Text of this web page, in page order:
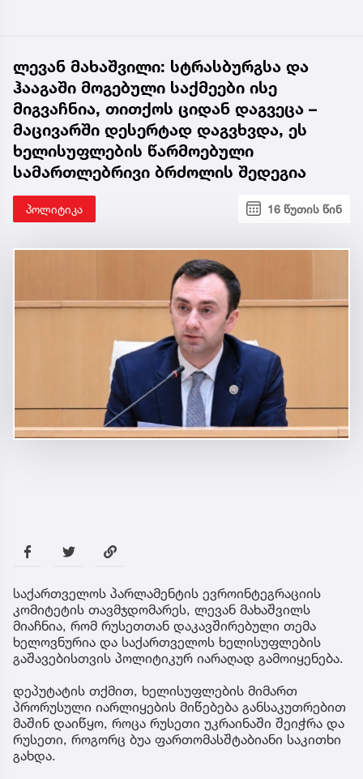
ლევან მახაშვილი: სტრასბურგსა და
ჰააგაში მოგებული საქმეები ისე
მიგვაჩნია, თითქოს ციდან დაგვეცა –
მაცივარში დესერტად დაგვხვდა, ეს
ხელისუფლების წარმოებული
სამართლებრივი ბრძოლის შედეგია
პოლიტიკა 16 წუთის წინ
საქართველოს პარლამენტის ევროინტეგრაციის
კომიტეტის თავმჯდომარეს, ლევან მახაშვილს
მიაჩნია, რომ რუსეთთან დაკავშირებული თემა
ხელოვნურია და საქართველოს ხელისუფლების
გაშავებისთვის პოლიტიკურ იარაღად გამოიყენება.
დეპუტატის თქმით, ხელისუფლების მიმართ
პრორუსული იარლიყების მიწებება განსაკუთრებით
მაშინ დაიწყო, როცა რუსეთი უკრაინაში შეიჭრა და
რუსეთი, როგორც ბუა ფართომასშტაბიანი საკითხი
გახდა.